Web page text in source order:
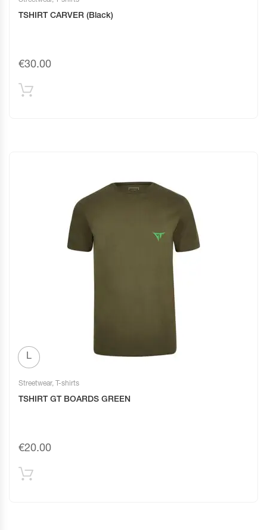
TSHIRT CARVER (Black)
€30.00
L
Streetwear, T-shirts
TSHIRT GT BOARDS GREEN
€20.00